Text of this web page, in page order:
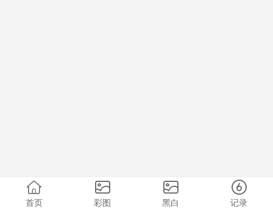
首页 彩图 黑白 记录